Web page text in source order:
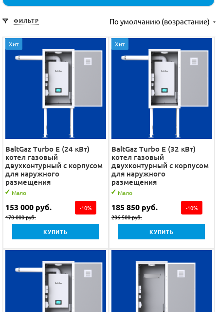
ФИЛЬТР По умолчанию (возрастание)
Хит
BaltGaz Turbo E (24 кВт)
котел газовый
двухконтурный с корпусом
для наружного
размещения
Мало
153 000 руб.
170 000руб.
-10%
КУПИТЬ
Хит
BaltGaz Turbo E (32 кВт)
котел газовый
двухконтурный с корпусом
для наружного
размещения
Мало
185 850 руб.
206 500руб.
-10%
КУПИТЬ